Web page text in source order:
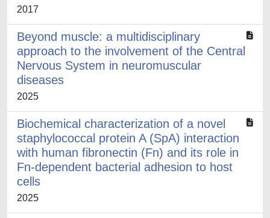
2017
Beyond muscle: a multidisciplinary
approach to the involvement of the Central
Nervous System in neuromuscular
diseases
2025
Biochemical characterization of a novel
staphylococcal protein A (SpA) interaction
with human fibronectin (Fn) and its role in
Fn-dependent bacterial adhesion to host
cells
2025